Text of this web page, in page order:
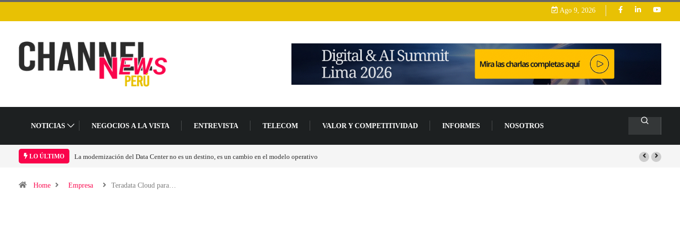
Ago 9, 2026
NOTICIAS NEGOCIOS A LA VISTA ENTREVISTA TELECOM VALOR Y COMPETITIVIDAD INFORMES NOSOTROS
LO ÚLTIMO
en el modelo operativo Los ingresos por semiconductores aumentarán más de un 94 % en 2026
Home Empresa Teradata Cloud para…